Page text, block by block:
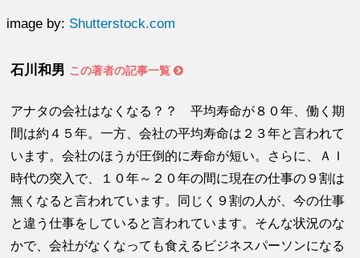
image by: Shutterstock.com
石川和男 この著者の記事一覧
アナタの会社はなくなる？？ 平均寿命が８０年、働く期
間は約４５年。一方、会社の平均寿命は２３年と言われて
います。会社のほうが圧倒的に寿命が短い。さらに、ＡＩ
時代の突入で、１０年～２０年の間に現在の仕事の９割は
無くなると言われています。同じく９割の人が、今の仕事
と違う仕事をしていると言われています。そんな状況のな
かで、会社がなくなっても食えるビジネスパーソンになる